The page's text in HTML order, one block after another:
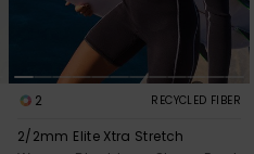
2 RECYCLED FIBER
2/2mm Elite Xtra Stretch